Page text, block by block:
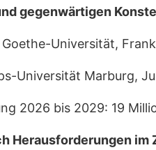
gegenwärtigen
Universität,
Universität Marburg,
2026 bis 2029: 19
Herausforderungen